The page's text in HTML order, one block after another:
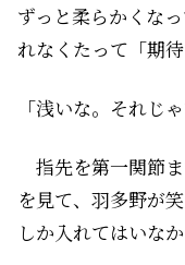
ずっと柔らかくな
れなくたって「期
「浅いな。それじ
指先を第一関節
を見て、羽多野が
しか入れてはいなか